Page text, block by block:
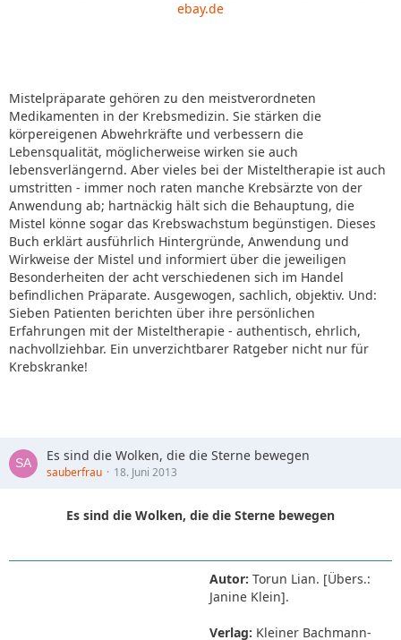
ebay.de
Mistelpräparate gehören zu den meistverordneten
Medikamenten in der Krebsmedizin. Sie stärken die
körpereigenen Abwehrkräfte und verbessern die
Lebensqualität, möglicherweise wirken sie auch
lebensverlängernd. Aber vieles bei der Misteltherapie ist auch
umstritten - immer noch raten manche Krebsärzte von der
Anwendung ab; hartnäckig hält sich die Behauptung, die
Mistel könne sogar das Krebswachstum begünstigen. Dieses
Buch erklärt ausführlich Hintergründe, Anwendung und
Wirkweise der Mistel und informiert über die jeweiligen
Besonderheiten der acht verschiedenen sich im Handel
befindlichen Präparate. Ausgewogen, sachlich, objektiv. Und:
Sieben Patienten berichten über ihre persönlichen
Erfahrungen mit der Misteltherapie - authentisch, ehrlich,
nachvollziehbar. Ein unverzichtbarer Ratgeber nicht nur für
Krebskranke!
Es sind die Wolken, die die Sterne bewegen
sauberfrau 18. Juni 2013
Es sind die Wolken, die die Sterne bewegen
Autor: Torun Lian. [Übers.:
Janine Klein].
Verlag: Kleiner Bachmann-